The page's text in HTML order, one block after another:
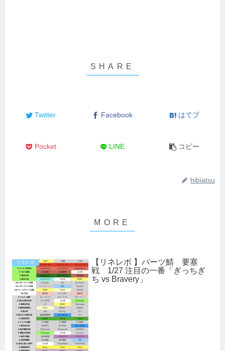
Twitter Facebook はてブ
Pocket LINE コピー
hibiatsu
リネレボ
【リネレボ 】バーツ鯖 要塞
戦 1/27 注目の一番「ぎっちぎ
ち vs Bravery」